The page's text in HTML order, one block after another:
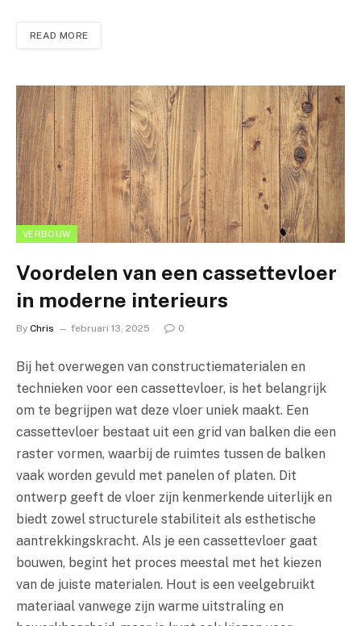
READ MORE
VERBOUW
Voordelen van een cassettevloer
in moderne interieurs
By Chris februari 13, 2025 0
Bij het overwegen van constructiematerialen en
technieken voor een cassettevloer, is het belangrijk
om te begrijpen wat deze vloer uniek maakt. Een
cassettevloer bestaat uit een grid van balken die een
raster vormen, waarbij de ruimtes tussen de balken
vaak worden gevuld met panelen of platen. Dit
ontwerp geeft de vloer zijn kenmerkende uiterlijk en
biedt zowel structurele stabiliteit als esthetische
aantrekkingskracht. Als je een cassettevloer gaat
bouwen, begint het proces meestal met het kiezen
van de juiste materialen. Hout is een veelgebruikt
materiaal vanwege zijn warme uitstraling en